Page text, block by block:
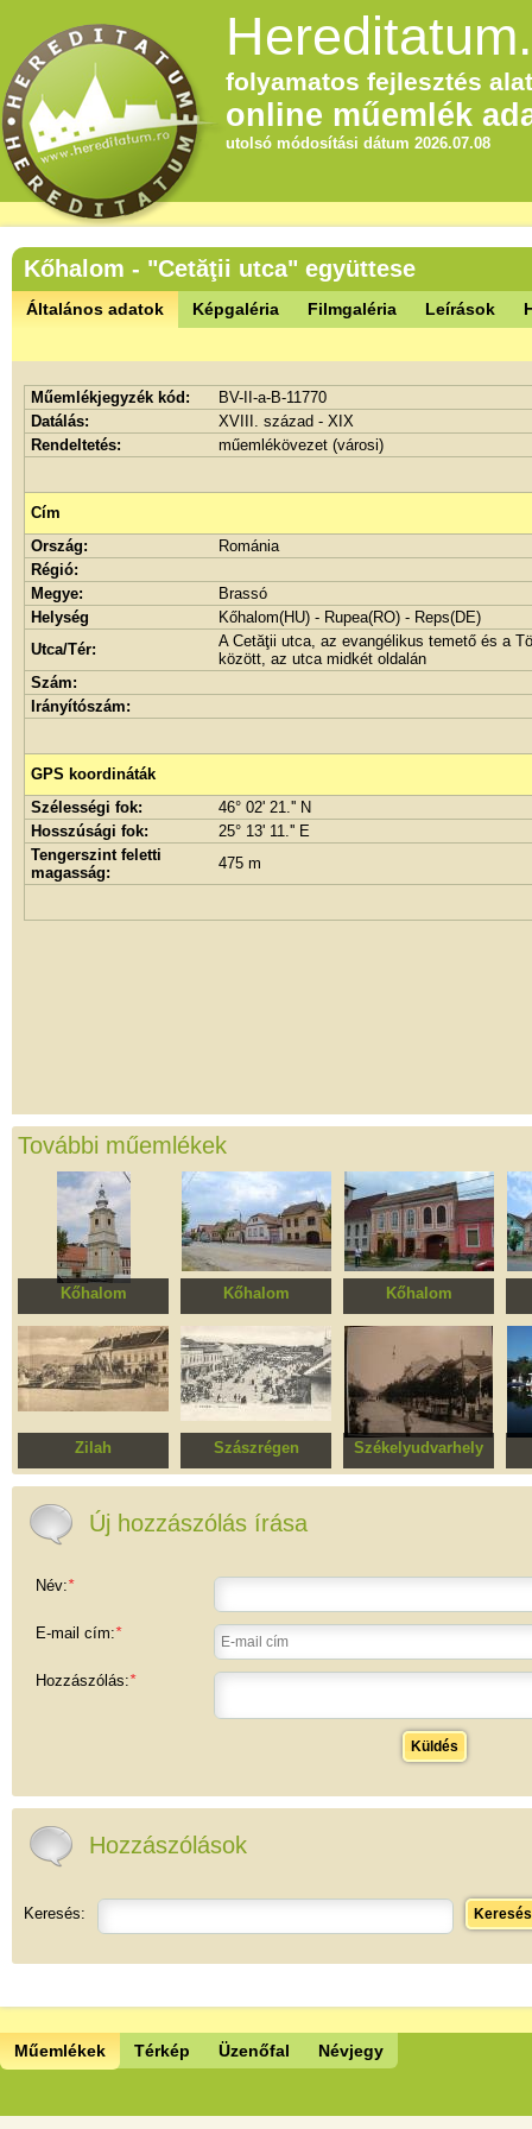
folyamatos fejlesztés
online műemlék
utolsó módosítási dátum 2026.07.08
Kőhalom - "Cetăţii utca" együttese
Általános adatok Képgaléria Filmgaléria Leírások
Műemlékjegyzék kód:
BV-II-a-B-11770
Datálás:
XVIII. század - XIX
Rendeltetés:
műemlékövezet (városi)
Cím
Ország:
Románia
Régió:
Megye:
Brassó
Helység
Kőhalom(HU) - Rupea(RO) - Reps(DE)
Utca/Tér:
A Cetăţii utca, az evangélikus temető és a
között, az utca midkét oldalán
Szám:
Irányítószám:
GPS koordináták
Szélességi fok:
46° 02' 21.'' N
Hosszúsági fok:
25° 13' 11.'' E
Tengerszint feletti
magasság:
475 m
További műemlékek
Kőhalom
Evangélikus
templomegyüttes
Kőhalom
Republicii utca
műemlékövezete
Kőhalom
Ház
Zilah
Iuliu Maniu tér
Szászrégen
Történelmi
Székelyudvarhely
Vár utca
Új hozzászólás írása
Név:*
E-mail cím:*
Hozzászólás:*
Küldés
Hozzászólások
Keresés: Keresés
Műemlékek Térkép Üzenőfal Névjegy